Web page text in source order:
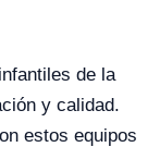
de la
y calidad.
estos equipos